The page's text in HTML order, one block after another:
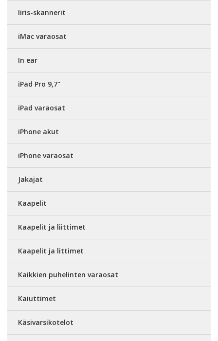
Iiris-skannerit
iMac varaosat
In ear
iPad Pro 9,7"
iPad varaosat
iPhone akut
iPhone varaosat
Jakajat
Kaapelit
Kaapelit ja liittimet
Kaapelit ja littimet
Kaikkien puhelinten varaosat
Kaiuttimet
Käsivarsikotelot